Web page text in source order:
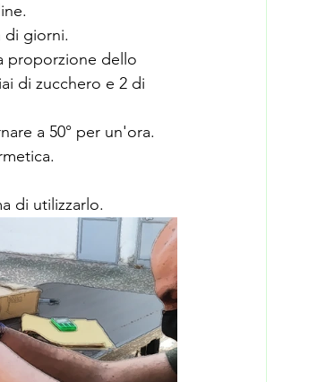
di giorni.
proporzione dello
di zucchero e 2 di
a 50° per un'ora.
di utilizzarlo.